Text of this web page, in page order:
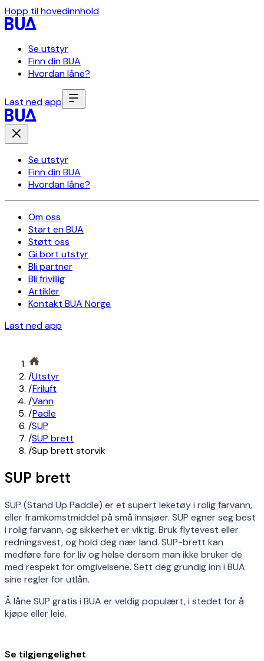
Hopp til hovedinnhold
Se utstyr
Finn din BUA
Hvordan låne?
Last ned app
Se utstyr
Finn din BUA
Hvordan låne?
Om oss
Start en BUA
Støtt oss
Gi bort utstyr
Bli partner
Bli frivillig
Artikler
Kontakt BUA Norge
Last ned app
/Utstyr
/Friluft
/Vann
/Padle
/SUP
/SUP brett
/Sup brett storvik
SUP brett
SUP (Stand Up Paddle) er et supert leketøy i rolig farvann,
eller framkomstmiddel på små innsjøer. SUP egner seg best
i rolig farvann, og sikkerhet er viktig. Bruk flytevest eller
redningsvest, og hold deg nær land. SUP-brett kan
medføre fare for liv og helse dersom man ikke bruker de
med respekt for omgivelsene. Sett deg grundig inn i BUA
sine regler for utlån.
Å låne SUP gratis i BUA er veldig populært, i stedet for å
kjøpe eller leie.
Se tilgjengelighet